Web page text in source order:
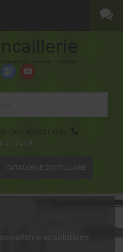
Dieu, 69003
LYON
42 24 08
CATALOGUE D'OUTILLAGE
et solutions